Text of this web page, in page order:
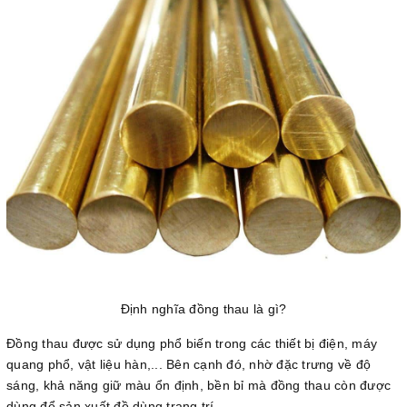
Định nghĩa đồng thau là gì?
Đồng thau được sử dụng phổ biến trong các thiết bị điện, máy
quang phổ, vật liệu hàn,... Bên cạnh đó, nhờ đặc trưng về độ
sáng, khả năng giữ màu ổn định, bền bỉ mà đồng thau còn được